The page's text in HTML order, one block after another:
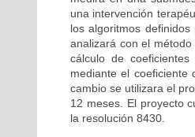
una intervención
los algoritmos
analizará con el
cálculo de
mediante el coeficiente
cambio se utilizara el
12 meses. El proyecto
la resolución 8430.